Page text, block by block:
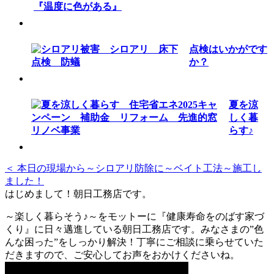
『温度に色がある』
点検はいかがです
か？
夏を涼
しく暮
らす♪
＜ 本日の現場から～シロアリ防除に～ベイト工法～施工し
ました！
はじめまして！朝日工務店です。
～楽しく暮らそう♪～をモットーに『健康寿命をのばす家づ
くり』に日々邁進している朝日工務店です。みなさまの”色
んな困った”をしっかり解決！丁寧にご相談に乗らせていた
だきますので、ご安心してお声をおかけくださいね。